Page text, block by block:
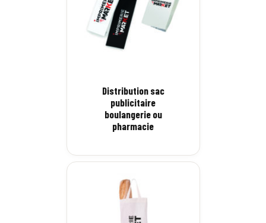
Distribution sac
publicitaire
boulangerie ou
pharmacie